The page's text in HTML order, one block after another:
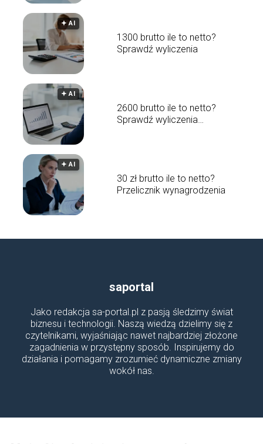
🟅 AI
1300 brutto ile to netto?
Sprawdź wyliczenia
🟅 AI
2600 brutto ile to netto?
Sprawdź wyliczenia
🟅 AI
30 zł brutto ile to netto?
Przelicznik wynagrodzenia
saportal
Jako redakcja sa-portal.pl z pasją śledzimy świat
biznesu i technologii. Naszą wiedzą dzielimy się z
czytelnikami, wyjaśniając nawet najbardziej złożone
zagadnienia w przystępny sposób. Inspirujemy do
działania i pomagamy zrozumieć dynamiczne zmiany
wokół nas.